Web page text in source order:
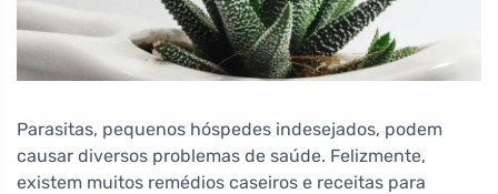
Parasitas, pequenos hóspedes indesejados, podem
causar diversos problemas de saúde. Felizmente,
existem muitos remédios caseiros e receitas para